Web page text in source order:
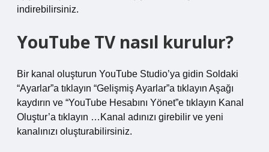
indirebilirsiniz.
YouTube TV nasıl kurulur?
Bir kanal oluşturun YouTube Studio’ya gidin Soldaki
“Ayarlar”a tıklayın “Gelişmiş Ayarlar”a tıklayın Aşağı
kaydırın ve “YouTube Hesabını Yönet”e tıklayın Kanal
Oluştur’a tıklayın …Kanal adınızı girebilir ve yeni
kanalınızı oluşturabilirsiniz.